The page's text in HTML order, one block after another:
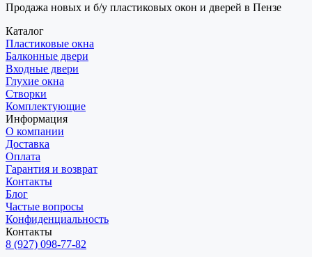
Продажа новых и б/у пластиковых окон и дверей в Пензе
Каталог
Пластиковые окна
Балконные двери
Входные двери
Глухие окна
Створки
Комплектующие
Информация
О компании
Доставка
Оплата
Гарантия и возврат
Контакты
Блог
Частые вопросы
Конфиденциальность
Контакты
8 (927) 098-77-82